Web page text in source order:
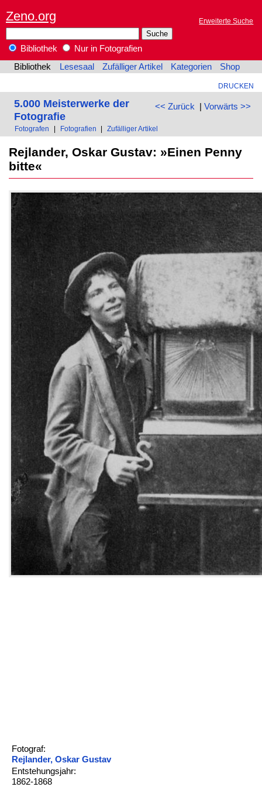
Zeno.org Erweiterte Suche
Bibliothek
Nur in Fotografien
Bibliothek
Lesesaal Zufälliger Artikel Kategorien Shop
DRUCKEN
<< Zurück | Vorwärts >>
5.000 Meisterwerke der
Fotografie
Fotografen Fotografien Zufälliger Artikel
Rejlander, Oskar Gustav: »Einen Penny
bitte«
Fotograf:
Rejlander, Oskar Gustav
Entstehungsjahr:
1862-1868